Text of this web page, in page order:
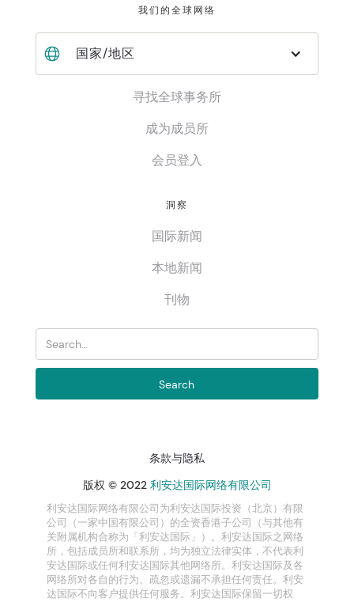
我们的全球网络
国家/地区
寻找全球事务所
成为成员所
会员登入
洞察
国际新闻
本地新闻
刊物
条款与隐私
版权 © 2022 利安达国际网络有限公司
利安达国际网络有限公司为利安达国际投资（北京）有限
公司（一家中国有限公司）的全资香港子公司（与其他有
关附属机构合称为「利安达国际」）。利安达国际之网络
所，包括成员所和联系所，均为独立法律实体，不代表利
安达国际或任何利安达国际其他网络所。利安达国际及各
网络所对各自的行为、疏忽或遗漏不承担任何责任。利安
达国际不向客户提供任何服务。利安达国际保留一切权